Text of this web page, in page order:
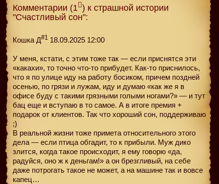
Комментарии (1 ) к страшной истории
"Счастливый сон":
Кошка Д#1 18.09.2025 12:00
У меня, кстати, с этим тоже так — если приснятся эти
«какахи», то точно что-то прибудет. Как-то приснилось,
что я по улице иду на работу босиком, причем поздней
осенью, по грязи и лужам, иду и думаю «как же я в
офисе буду с такими грязными голыми ногами?» — и тут
бац еще и вступаю в то самое. А в итоге премия +
подарок от клиентов. Так что хороший сон, поддерживаю
;)
В реальной жизни тоже примета относительного этого
дела — если птица обгадит, то к прибыли. Муж дико
злится, когда такое происходит, я ему говорю «да,
радуйся, оно ж к деньгам!» а он брезгливый, на себе
даже потрогать такое не может, а на машине так и вовсе
капец…